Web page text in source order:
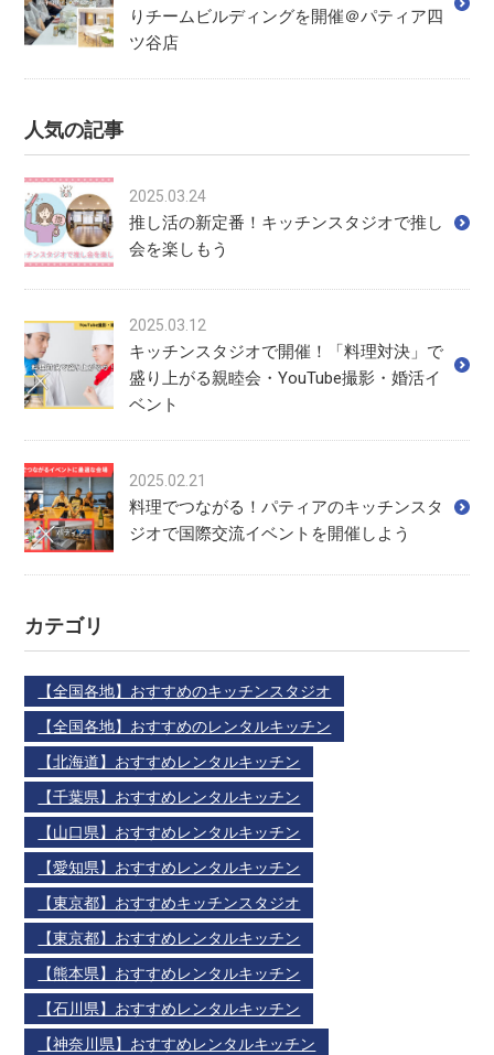
りチームビルディングを開催＠パティア四
ツ谷店
人気の記事
2025.03.24
推し活の新定番！キッチンスタジオで推し
会を楽しもう
2025.03.12
キッチンスタジオで開催！「料理対決」で
盛り上がる親睦会・YouTube撮影・婚活イ
ベント
2025.02.21
料理でつながる！パティアのキッチンスタ
ジオで国際交流イベントを開催しよう
カテゴリ
【全国各地】おすすめのキッチンスタジオ
【全国各地】おすすめのレンタルキッチン
【北海道】おすすめレンタルキッチン
【千葉県】おすすめレンタルキッチン
【山口県】おすすめレンタルキッチン
【愛知県】おすすめレンタルキッチン
【東京都】おすすめキッチンスタジオ
【東京都】おすすめレンタルキッチン
【熊本県】おすすめレンタルキッチン
【石川県】おすすめレンタルキッチン
【神奈川県】おすすめレンタルキッチン